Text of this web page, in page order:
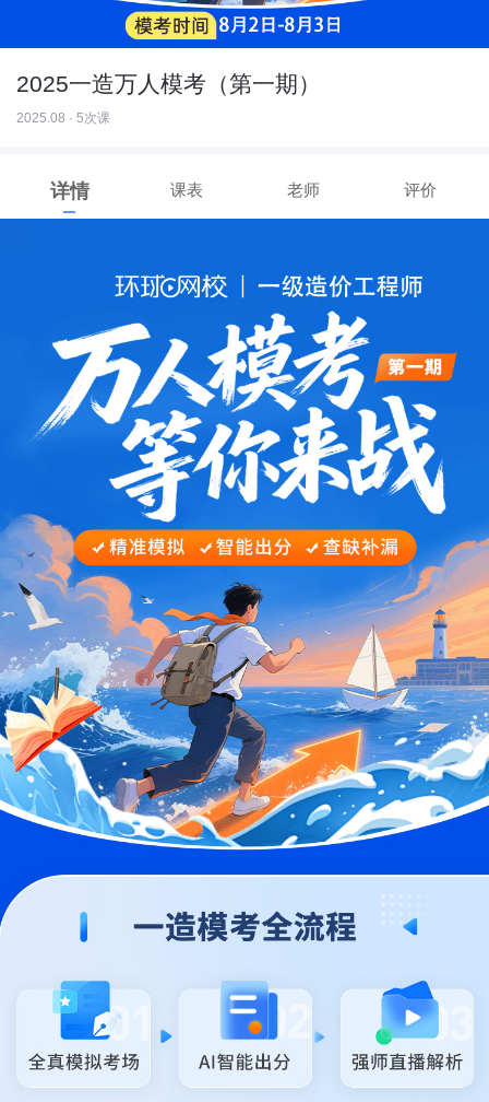
2025一造万人模考（第一期）
2025.08 · 5次课
详情 课表 老师 评价